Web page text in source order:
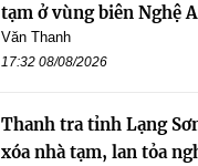
tạm ở vùng biên Nghệ
Văn Thanh
17:32 08/08/2026
Thanh tra tỉnh Lạng
xóa nhà tạm, lan tỏa